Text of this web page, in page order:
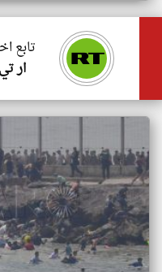
تابع
ار